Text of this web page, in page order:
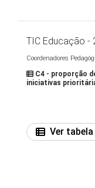
TIC Educação -
Coordenadores
C4 - proporção
iniciativas
Ver